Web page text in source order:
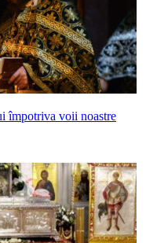
împotriva voii noastre